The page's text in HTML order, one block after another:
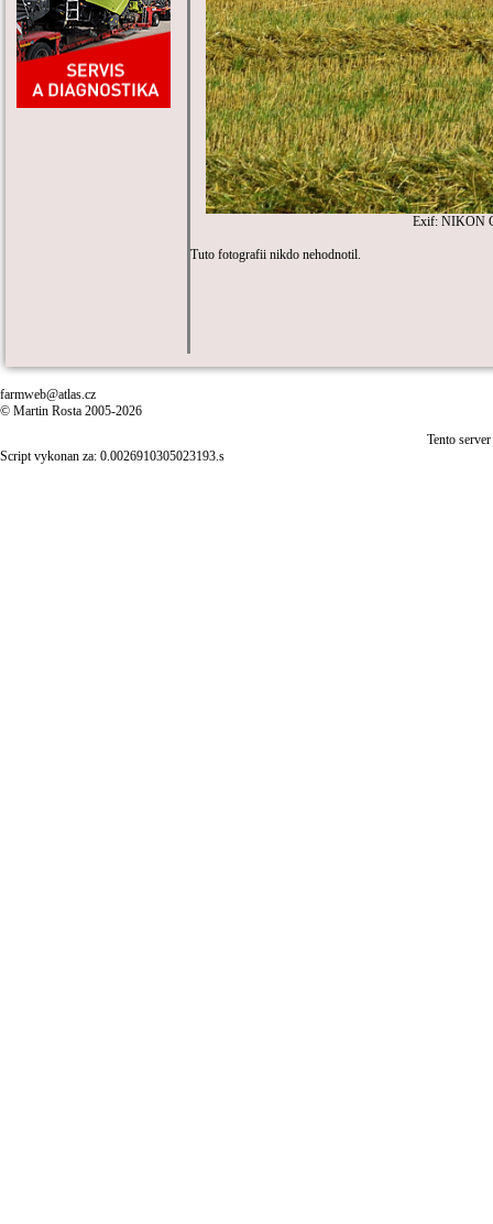
Exif: NIKON
Tuto fotografii nikdo nehodnotil.
farmweb@atlas.cz
© Martin Rosta 2005-2026
Tento
Script vykonan za: 0.0026910305023193.s